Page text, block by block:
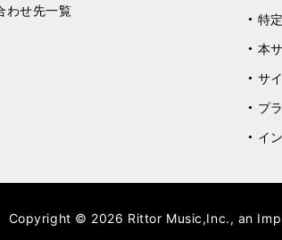
わせ先一覧
特
本
サ
プ
イ
Copyright © 2026 Rittor Music,Inc., an